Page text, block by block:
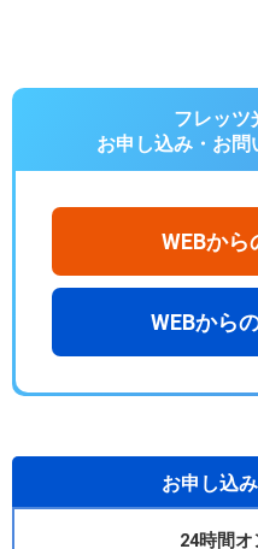
フレッツ
お申し込み・お問
WEBか
WEBから
お申し込み
24時間